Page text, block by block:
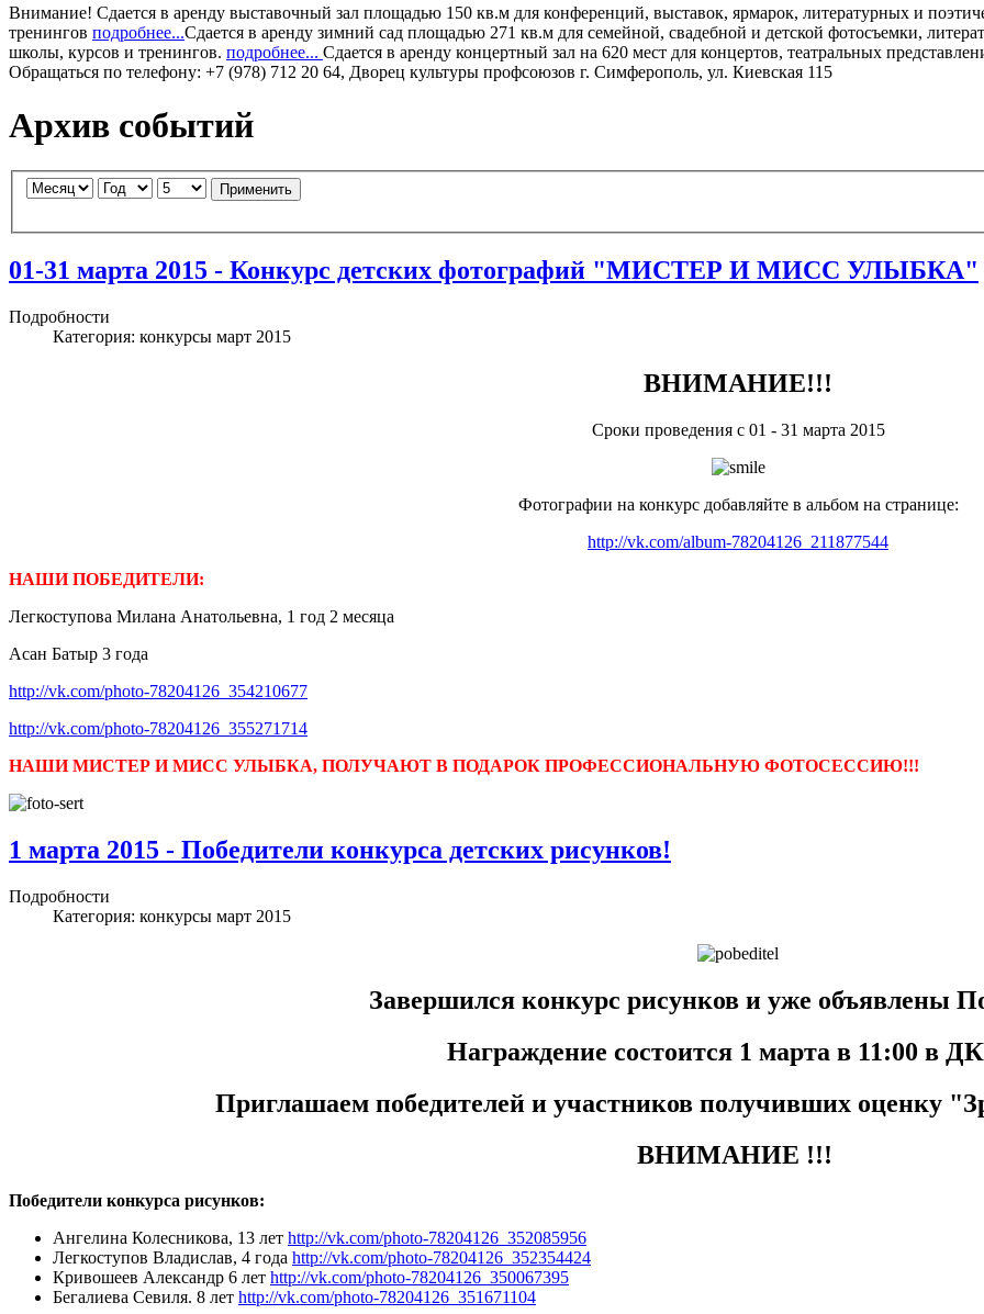
Внимание! Сдается в аренду выставочный зал площадью 150 кв.м для конференций, выставок, ярмарок, литературных и
тренингов подробнее...Сдается в аренду зимний сад площадью 271 кв.м для семейной, свадебной и детской фотосъемки,
школы, курсов и тренингов. подробнее... Сдается в аренду концертный зал на 620 мест для концертов, театральных
Обращаться по телефону: +7 (978) 712 20 64, Дворец культуры профсоюзов г. Симферополь, ул. Киевская 115
Архив событий
Применить
01-31 марта 2015 - Конкурс детских фотографий "МИСТЕР И МИСС УЛЫБКА"
Подробности
Категория: конкурсы март 2015
ВНИМАНИЕ!!!
Сроки проведения с 01 - 31 марта 2015
Фотографии на конкурс добавляйте в альбом на странице:
http://vk.com/album-78204126_211877544
НАШИ ПОБЕДИТЕЛИ:
Легкоступова Милана Анатольевна, 1 год 2 месяца
Асан Батыр 3 года
http://vk.com/photo-78204126_354210677
http://vk.com/photo-78204126_355271714
НАШИ МИСТЕР И МИСС УЛЫБКА, ПОЛУЧАЮТ В ПОДАРОК ПРОФЕССИОНАЛЬНУЮ ФОТОСЕССИЮ!!!
1 марта 2015 - Победители конкурса детских рисунков!
Подробности
Категория: конкурсы март 2015
Завершился конкурс рисунков и уже объявлены
Награждение состоится 1 марта в 11:00 в
Приглашаем победителей и участников получивших оценку
ВНИМАНИЕ !!!
Победители конкурса рисунков:
Ангелина Колесникова, 13 лет http://vk.com/photo-78204126_352085956
Легкоступов Владислав, 4 года http://vk.com/photo-78204126_352354424
Кривошеев Александр 6 лет http://vk.com/photo-78204126_350067395
Бегалиева Cевиля. 8 лет http://vk.com/photo-78204126_351671104